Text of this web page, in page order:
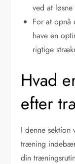
ved at
For at opnå
have en
rigtige
Hvad
efter
I denne
træning
din